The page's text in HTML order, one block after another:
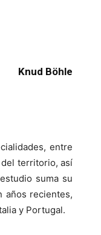
Knud Böhle
entre
territorio, así
suma su
años recientes,
y Portugal.